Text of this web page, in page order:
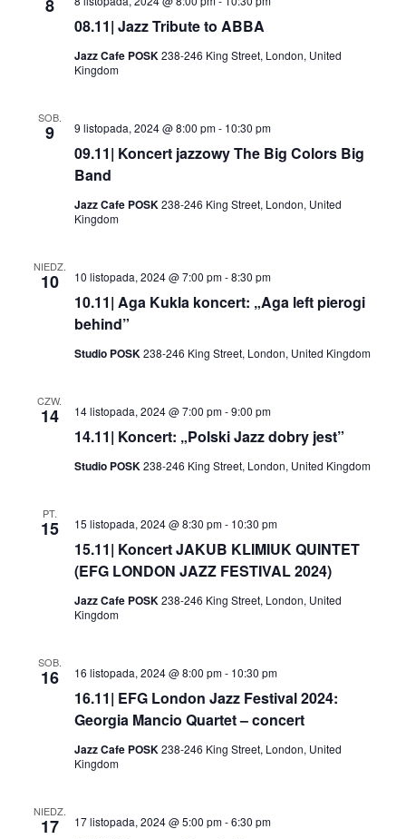
8
08.11| Jazz Tribute to ABBA
Jazz Cafe POSK238-246 King Street, London, United
Kingdom
SOB.
9
09.11| Koncert jazzowy The Big Colors Big
Band
9 listopada, 2024 @ 8:00 pm- 10:30 pm
Jazz Cafe POSK238-246 King Street, London, United
Kingdom
NIEDZ.
10
10.11| Aga Kukla koncert: „Aga left pierogi
behind”
10 listopada, 2024 @ 7:00 pm-8:30 pm
Studio POSK238-246 King Street, London, United Kingdom
CZW.
14
14.11| Koncert: „Polski Jazz dobry jest”
14 listopada, 2024 @ 7:00 pm-9:00 pm
Studio POSK238-246 King Street, London, United Kingdom
PT.
15
15.11| Koncert JAKUB KLIMIUK QUINTET
(EFG LONDON JAZZ FESTIVAL 2024)
15 listopada, 2024 @ 8:30 pm- 10:30 pm
Jazz Cafe POSK238-246 King Street, London, United
Kingdom
SOB.
16
16.11| EFG London Jazz Festival 2024:
Georgia Mancio Quartet – concert
16 listopada, 2024 @ 8:00 pm- 10:30 pm
Jazz Cafe POSK238-246 King Street, London, United
Kingdom
NIEDZ.
17 17 listopada, 2024 @ 5:00 pm-6:30 pm